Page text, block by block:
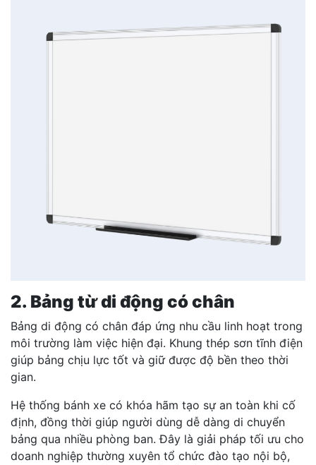
2. Bảng từ di động có chân
Bảng di động có chân đáp ứng nhu cầu linh hoạt trong
môi trường làm việc hiện đại. Khung thép sơn tĩnh điện
giúp bảng chịu lực tốt và giữ được độ bền theo thời
gian.
Hệ thống bánh xe có khóa hãm tạo sự an toàn khi cố
định, đồng thời giúp người dùng dễ dàng di chuyển
bảng qua nhiều phòng ban. Đây là giải pháp tối ưu cho
doanh nghiệp thường xuyên tổ chức đào tạo nội bộ,